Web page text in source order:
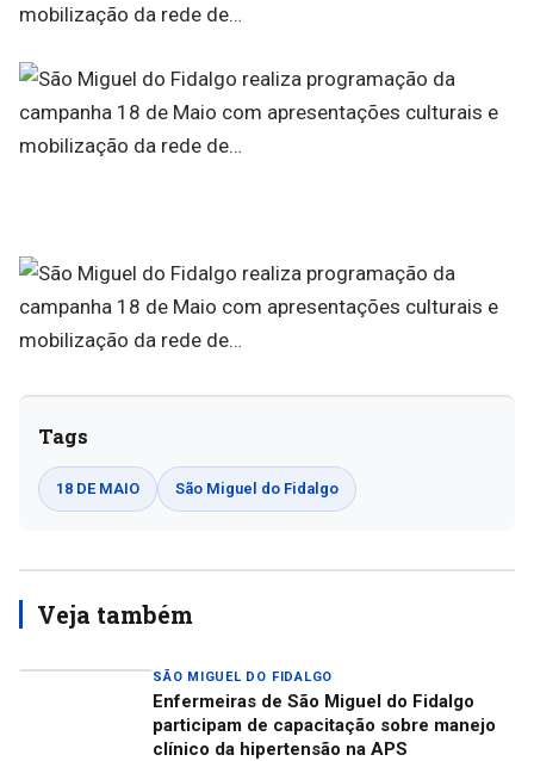
Tags
18 DE MAIO São Miguel do Fidalgo
Veja também
SÃO MIGUEL DO FIDALGO
Enfermeiras de São Miguel do Fidalgo
participam de capacitação sobre manejo
clínico da hipertensão na APS